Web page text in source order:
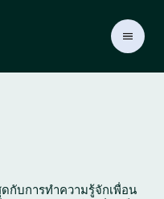
กับการทำความรู้จักเพื่อน